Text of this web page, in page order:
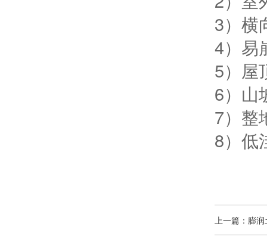
3）横
4）易
5）屋
6）山
7）整
8）低
上一篇：膨